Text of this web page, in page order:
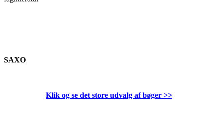
SAXO
Klik og se det store udvalg af bøger >>